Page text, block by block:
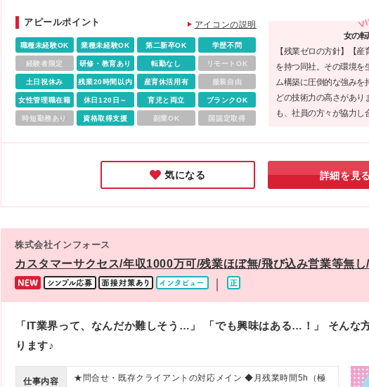
たします ※試用期間3カ月（待遇の変更なし） 【インセンティ
ブ制度について】 当社では、売上の10％がインセンティブとし
てあなたに還元される仕組み。 新規のニーズでご契約となった
売上のみならず、 システム導入後のサポートなどもあなたの目
標に繋がるため、 『担当企業数が増えるほど継続的に収入UP』
という嬉しいサイクルが生まれます◎
アピールポイント アイコンの説明
職種未経験OK 業種未経験OK 第二新卒OK 学歴不問
経験者限定 研修・教育あり 転勤なし リモートOK
土日祝休み 残業20時間以内 産育休活用有 服装自由
女性管理職在籍 休日120日～ 育児と両立 ブランクOK
時短勤務あり 資格取得支援 副業OK 国認定取得
女の
【残業ゼロの方針】【
を持つ同社。その環境を
ム構築に圧倒的な強みを
どの技術力の高さがあり
も、社員の方々が協力し
持つ同社は、就業環境を
す。
気になる 詳細を見
株式会社インフォース
カスタマーサクセス/年収1000万可/残業ほぼ無/飛び込み営業等無
「IT業界って、なんだか難しそう…」 「でも興味はある…！」 そんな
ります♪
仕事内容
★問合せ・既存クライアントの対応メイン ◆月残業時間5h（極